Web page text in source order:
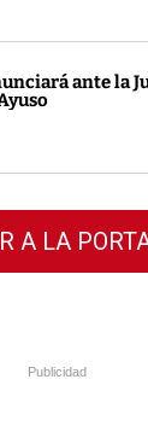
ante la
A LA
Publicidad